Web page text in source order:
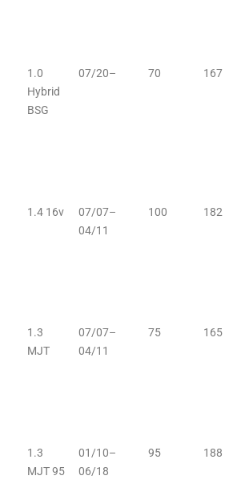
1.0
Hybrid
BSG
07/20– 70 167
1.4 16v
07/07–
04/11
100 182
1.3
MJT
07/07–
04/11
75 165
1.3
MJT 95
01/10–
06/18
95 188